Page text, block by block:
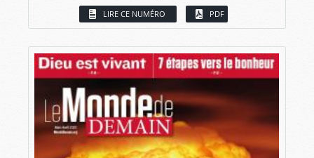
LIRE CE NUMÉRO PDF